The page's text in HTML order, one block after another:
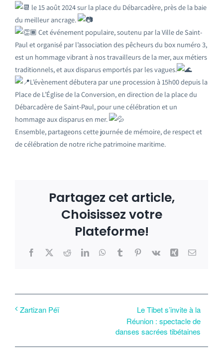
le 15 août 2024 sur la place du Débarcadère, près de la baie
du meilleur ancrage.
Cet événement populaire, soutenu par la Ville de Saint-
Paul et organisé par l’association des pêcheurs du box numéro 3,
est un hommage vibrant à nos travailleurs de la mer, aux métiers
traditionnels, et aux disparus emportés par les vagues.
L’évènement débutera par une procession à 15h00 depuis la
Place de L’Église de la Conversion, en direction de la place du
Débarcadère de Saint-Paul, pour une célébration et un
hommage aux disparus en mer.
Ensemble, partageons cette journée de mémoire, de respect et
de célébration de notre riche patrimoine maritime.
Partagez cet article,
Choisissez votre
Plateforme!
Facebook
X RedditLinkedInWhatsApp
TumblrPinterest
Vk Xing Email
Zartizan Péï
Le Tibet s’invite à la
Réunion : spectacle de
danses sacrées tibétaines